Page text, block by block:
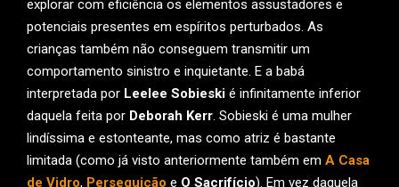
explorar com eficiência os elementos assustadores e
potenciais presentes em espíritos perturbados. As
crianças também não conseguem transmitir um
comportamento sinistro e inquietante. E a babá
interpretada por Leelee Sobieski é infinitamente inferior
daquela feita por Deborah Kerr. Sobieski é uma mulher
lindíssima e estonteante, mas como atriz é bastante
limitada (como já visto anteriormente também em A Casa
de Vidro, Perseguição e O Sacrifício). Em vez daquela